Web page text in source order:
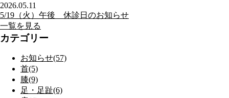
2026.05.11
5/19（火）午後 休診日のお知らせ
一覧を見る
カテゴリー
お知らせ(57)
首(5)
膝(9)
足・足趾(6)